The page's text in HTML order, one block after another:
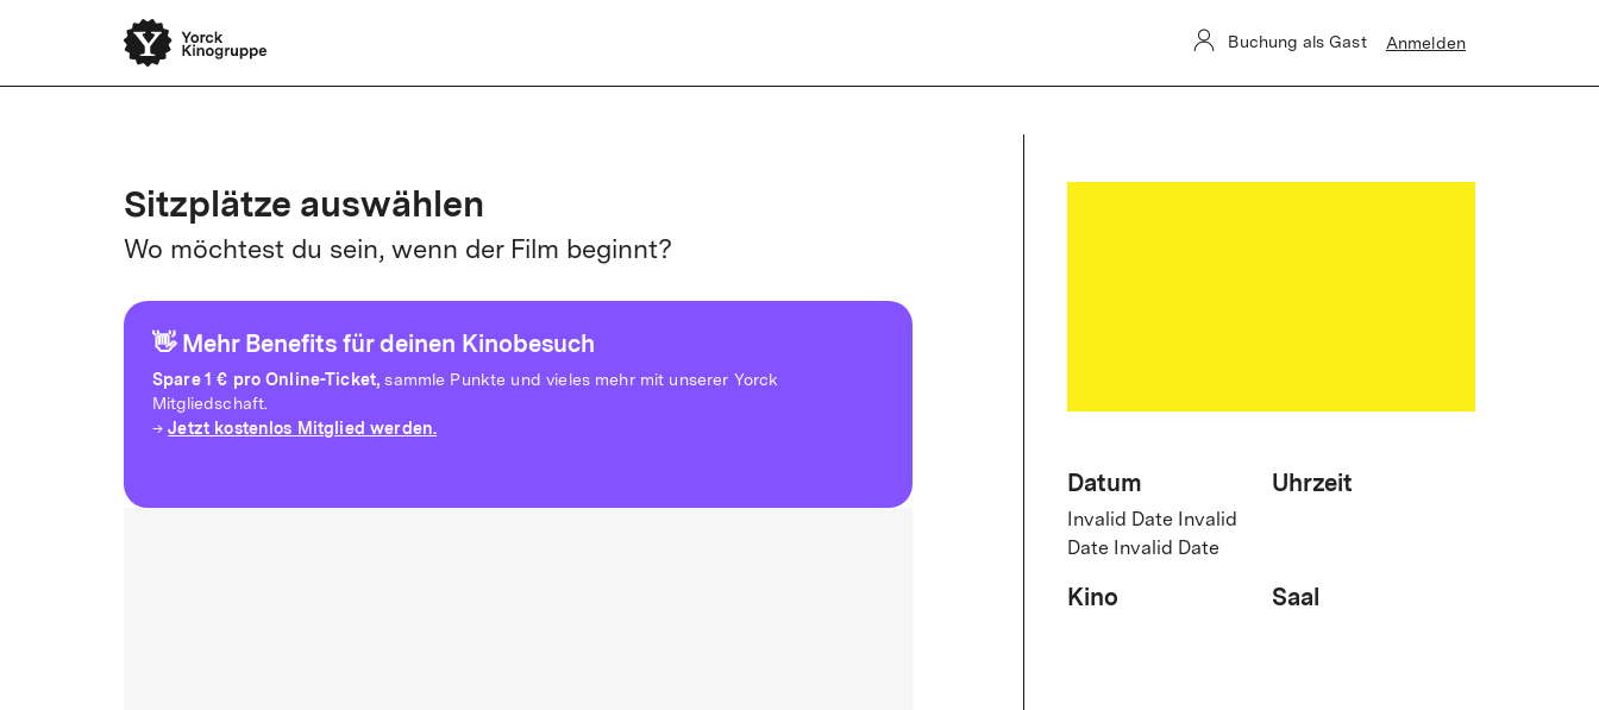
Buchung als Gast
Anmelden
Sitzplätze auswählen
Wo möchtest du sein, wenn der Film beginnt?
👋 Mehr Benefits für deinen Kinobesuch
Spare1 € pro Online-Ticket, sammle Punkte und vieles mehr mit unserer Yorck
Mitgliedschaft.
→Jetzt kostenlos Mitglied werden.
Datum
Invalid Date Invalid
Date Invalid Date
Uhrzeit
Kino Saal